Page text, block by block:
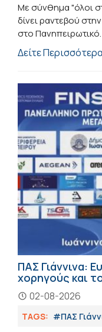
Με σύνθημα "όλοι
δίνει ραντεβού
στο Πανηπειρωτικό.
Δείτε
ΠΑΣ Γιάννινα:
χορηγούς και
02-08-2026
TAGS: #ΠΑΣ